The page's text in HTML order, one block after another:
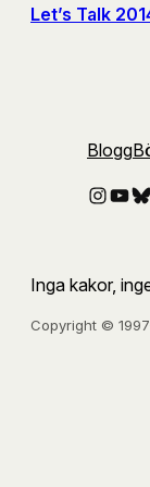
Let’s Talk
Blogg
Inga kakor,
Copyright ©